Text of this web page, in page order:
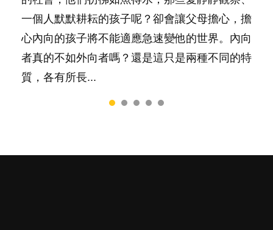
一個人默默耕耘的孩子呢？卻會讓父母擔心，擔
心內向的孩子將不能適應急速變他的世界。內向
者真的不如外向者嗎？還是這只是兩種不同的特
質，各有所長...
是大家說得那麼難。一起來認識婚姻的真相！...
務……當父母的，有千百個任務要做。可惜，有
一樣重要至極的，總被遺漏——關注自己的情緒
和心理健康。...